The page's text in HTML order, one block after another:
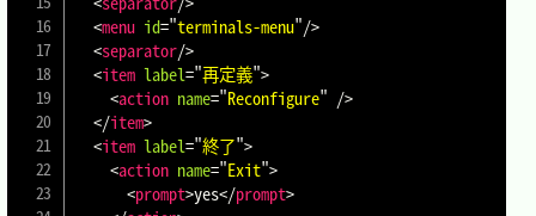
<menu id="terminals-menu"/>
<separator/>
<item label="再定義">
<action name="Reconfigure" />
</item>
<item label="終了">
<action name="Exit">
<prompt>yes</prompt>